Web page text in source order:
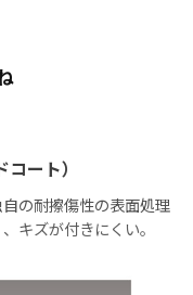
ート）
の耐擦傷性の表面処理
キズが付きにくい。